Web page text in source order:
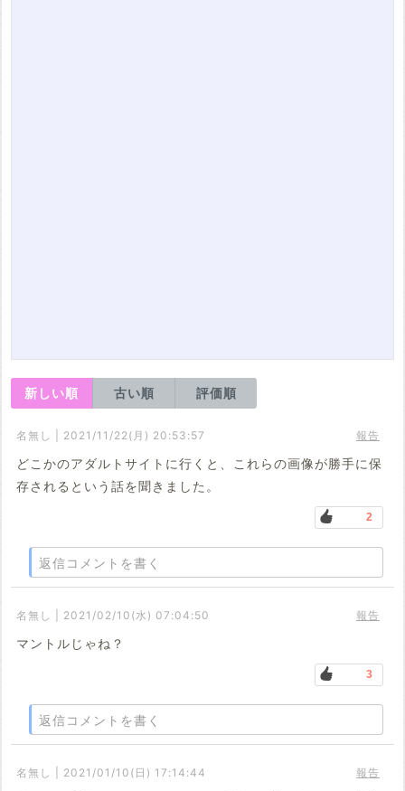
新しい順 古い順 評価順
名無し | 2021/11/22(月) 20:53:57 報告
どこかのアダルトサイトに行くと、これらの画像が勝手に保
存されるという話を聞きました。
2
返信コメントを書く
名無し | 2021/02/10(水) 07:04:50 報告
マントルじゃね？
3
返信コメントを書く
名無し | 2021/01/10(日) 17:14:44 報告